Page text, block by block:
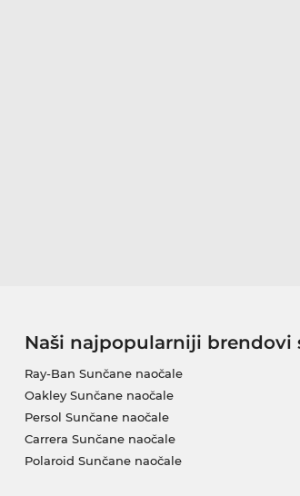
Naši najpopularniji brendovi
Ray-Ban Sunčane naočale
Oakley Sunčane naočale
Persol Sunčane naočale
Carrera Sunčane naočale
Polaroid Sunčane naočale